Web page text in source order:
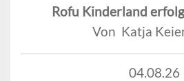
Rofu Kinderland
Von Katja
04.08.26